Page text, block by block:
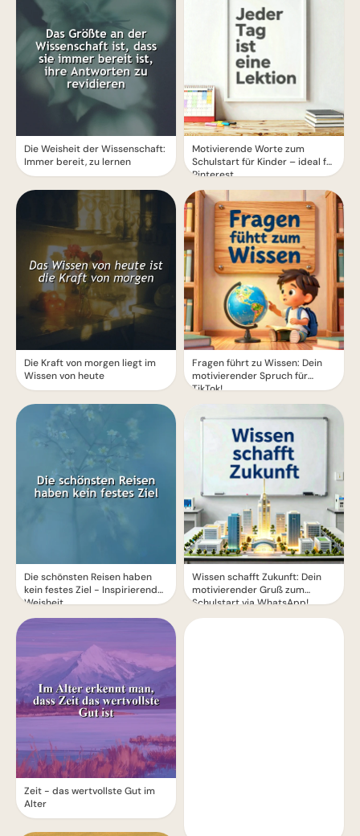
Die Weisheit der Wissenschaft:
Immer bereit, zu lernen
Die Kraft von morgen liegt im
Wissen von heute
Die schönsten Reisen haben
kein festes Ziel - Inspirierende
Weisheit
Zeit - das wertvollste Gut im
Alter
Motivierende Worte zum
Schulstart für Kinder – ideal für
Pinterest
Fragen führt zu Wissen: Dein
motivierender Spruch für
TikTok!
Wissen schafft Zukunft: Dein
motivierender Gruß zum
Schulstart via WhatsApp!